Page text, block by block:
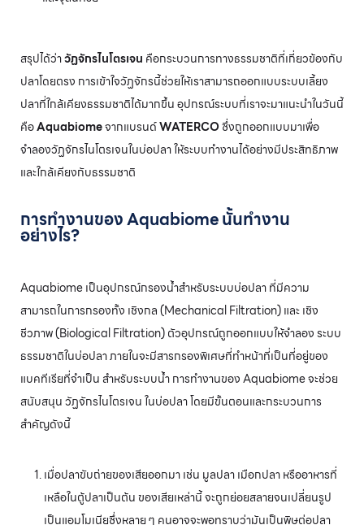
สรุปได้ว่าวัฏจักรไนโตรเจน คือกระบวนการทางธรรมชาติที่เกี่ยวข้องกับ
ปลาโดยตรง การเข้าใจวัฏจักรนี้ช่วยให้เราสามารถออกแบบระบบเลี้ยง
ปลาที่ใกล้เคียงธรรมชาติได้มากขึ้น อุปกรณ์ระบบที่เราจะมาแนะนำในวันนี้
คือAquabiomeจากแบรนด์WATERCOซึ่งถูกออกแบบมาเพื่อ
จำลองวัฏจักรไนโตรเจนในบ่อปลา ให้ระบบทำงานได้อย่างมีประสิทธิภาพ
และใกล้เคียงกับธรรมชาติ
การทำงานของ Aquabiome นั้นทำงาน
อย่างไร?
Aquabiome เป็นอุปกรณ์กรองน้ำสำหรับระบบบ่อปลา ที่มีความ
สามารถในการกรองทั้ง เชิงกล (Mechanical Filtration) และ เชิง
ชีวภาพ (Biological Filtration) ตัวอุปกรณ์ถูกออกแบบให้จำลอง ระบบ
ธรรมชาติในบ่อปลา ภายในจะมีสารกรองพิเศษที่ทำหน้าที่เป็นที่อยู่ของ
แบคทีเรียที่จำเป็น สำหรับระบบน้ำ การทำงานของ Aquabiome จะช่วย
สนับสนุน วัฏจักรไนโตรเจน ในบ่อปลา โดยมีขั้นตอนและกระบวนการ
สำคัญดังนี้
เมื่อปลาขับถ่ายของเสียออกมา เช่น มูลปลา เมือกปลา หรืออาหารที่
เหลือในตู้ปลาเป็นต้น ของเสียเหล่านี้ จะถูกย่อยสลายจนเปลี่ยนรูป
เป็นแอมโมเนียซึ่งหลาย ๆ คนอาจจะพอทราบว่ามันเป็นพิษต่อปลา